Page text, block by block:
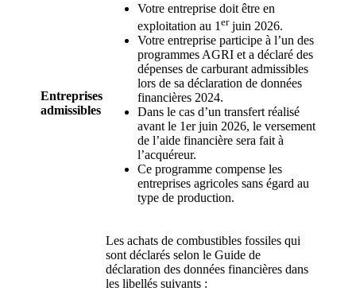
Entreprises
admissibles
Votre entreprise doit être en
exploitation au 1 erjuin 2026.
Votre entreprise participe à l’un des
programmes AGRI et a déclaré des
dépenses de carburant admissibles
lors de sa déclaration de données
financières 2024.
Dans le cas d’un transfert réalisé
avant le 1er juin 2026, le versement
de l’aide financière sera fait à
l’acquéreur.
Ce programme compense les
entreprises agricoles sans égard au
type de production.
Les achats de combustibles fossiles qui
sont déclarés selon le Guide de
déclaration des données financières dans
les libellés suivants :